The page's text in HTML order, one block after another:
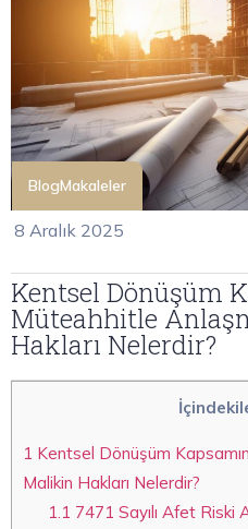
BlogMakaleler
8 Aralık 2025
Kentsel Dönüşüm
Müteahhitle
Hakları Nelerdir?
1 Kentsel Dönüşüm
Malikin Hakları Nelerdir?
1.1 7471 Sayılı Afet Riski